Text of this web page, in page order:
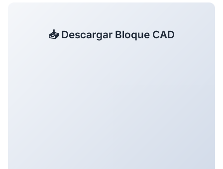
📥 Descargar Bloque CAD